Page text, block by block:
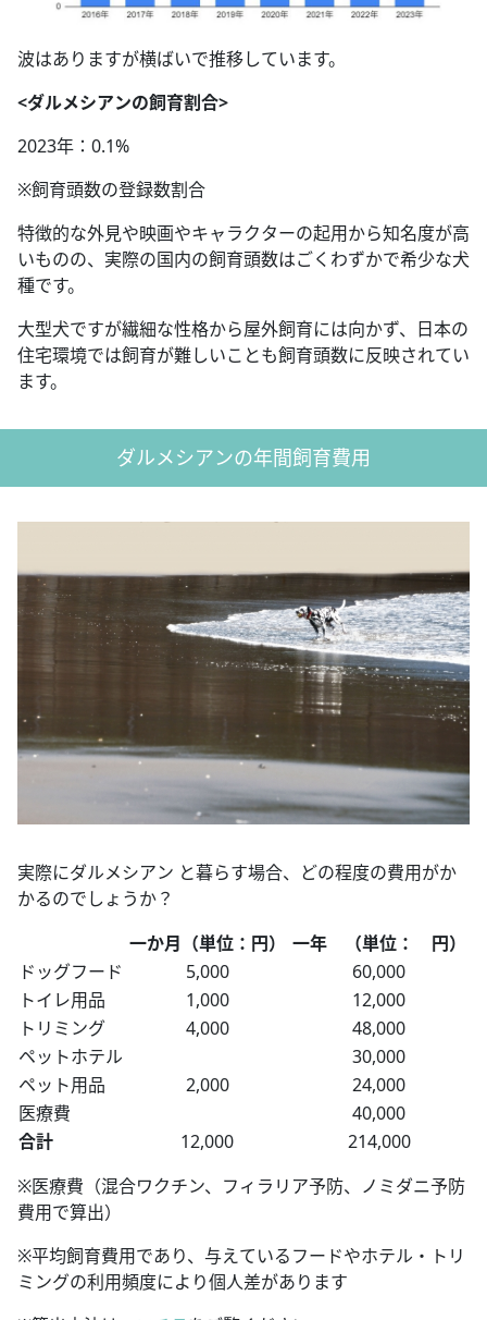
波はありますが横ばいで推移しています。
<ダルメシアンの飼育割合>
2023年：0.1%
※飼育頭数の登録数割合
特徴的な外見や映画やキャラクターの起用から知名度が高
いものの、実際の国内の飼育頭数はごくわずかで希少な犬
種です。
大型犬ですが繊細な性格から屋外飼育には向かず、日本の
住宅環境では飼育が難しいことも飼育頭数に反映されてい
ます。
ダルメシアンの年間飼育費用
実際にダルメシアン と暮らす場合、どの程度の費用がか
かるのでしょうか？
一か月（単位：円）
一年 （単位： 円）
ドッグフード
5,000
60,000
トイレ用品
1,000
12,000
トリミング
4,000
48,000
ペットホテル
30,000
ペット用品
2,000
24,000
医療費
40,000
合計
12,000
214,000
※医療費（混合ワクチン、フィラリア予防、ノミダニ予防
費用で算出）
※平均飼育費用であり、与えているフードやホテル・トリ
ミングの利用頻度により個人差があります